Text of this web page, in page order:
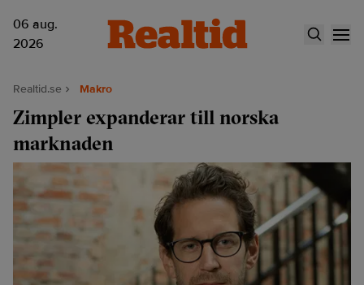
06 aug.
2026
Realtid.se Makro
Zimpler expanderar till norska
marknaden